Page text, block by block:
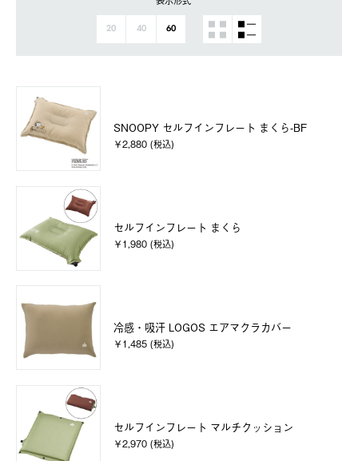
20 40 60
SNOOPY セルフインフレート まくら-BF
￥2,880 (税込)
セルフインフレート まくら
￥1,980 (税込)
冷感・吸汗 LOGOS エアマクラカバー
￥1,485 (税込)
セルフインフレート マルチクッション
￥2,970 (税込)